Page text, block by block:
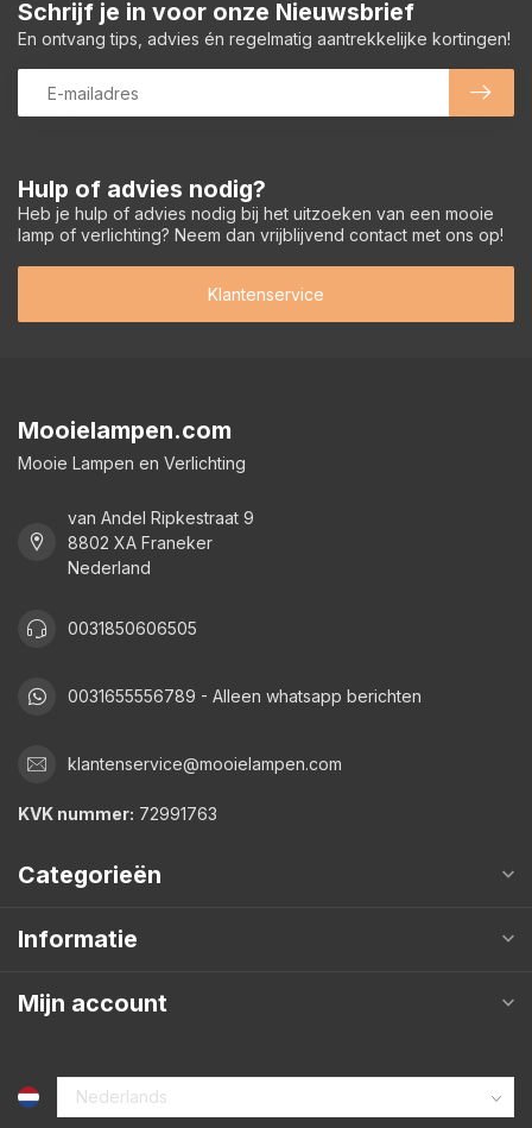
Hulp of advies nodig?
Heb je hulp of advies nodig bij het uitzoeken van een mooie
lamp of verlichting? Neem dan vrijblijvend contact met ons op!
Klantenservice
Schrijf je in voor onze Nieuwsbrief
En ontvang tips, advies én regelmatig aantrekkelijke kortingen!
Mooielampen.com
Mooie Lampen en Verlichting
van Andel Ripkestraat 9
8802 XA Franeker
Nederland
0031850606505
0031655556789 - Alleen whatsapp berichten
klantenservice@mooielampen.com
KVK nummer: 72991763
Categorieën
Informatie
Mijn account